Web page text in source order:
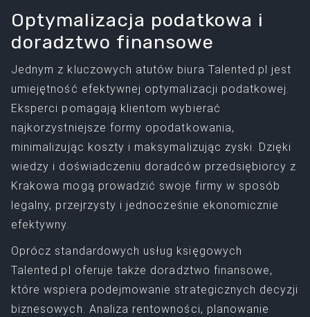
Optymalizacja podatkowa i
doradztwo finansowe
Jednym z kluczowych atutów biura Talented.pl jest
umiejętność efektywnej optymalizacji podatkowej.
Eksperci pomagają klientom wybierać
najkorzystniejsze formy opodatkowania,
minimalizując koszty i maksymalizując zyski. Dzięki
wiedzy i doświadczeniu doradców przedsiębiorcy z
Krakowa mogą prowadzić swoje firmy w sposób
legalny, przejrzysty i jednocześnie ekonomicznie
efektywny.
Oprócz standardowych usług księgowych
Talented.pl oferuje także doradztwo finansowe,
które wspiera podejmowanie strategicznych decyzji
biznesowych. Analiza rentowności, planowanie